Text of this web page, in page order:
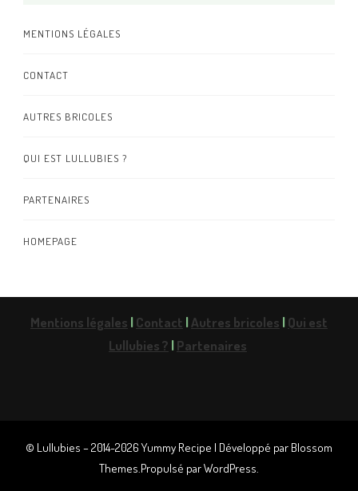
MENTIONS LÉGALES
CONTACT
AUTRES BRICOLES
QUI EST LULLUBIES ?
PARTENAIRES
HOMEPAGE
Mentions légales |Contact |Autres bricoles |Qui est
Lullubies ? |Partenaires
© Lullubies – 2014-2026Yummy Recipe | Développé par Blossom
Themes.Propulsé parWordPress.